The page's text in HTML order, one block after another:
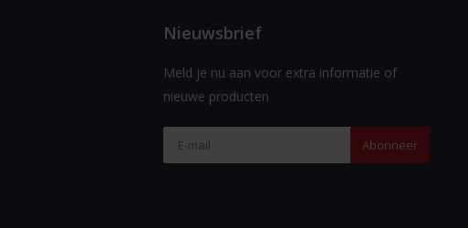
Nieuwsbrief
Meld je nu aan voor extra informatie of
nieuwe producten
Abonneer